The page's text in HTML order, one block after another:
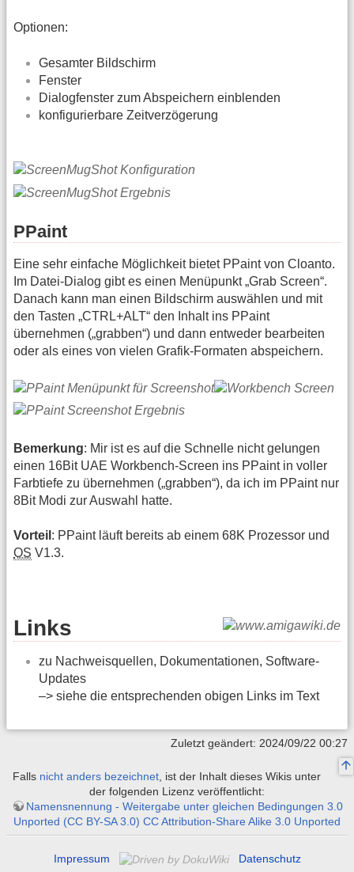
Optionen:
Gesamter Bildschirm
Fenster
Dialogfenster zum Abspeichern einblenden
konfigurierbare Zeitverzögerung
PPaint
Eine sehr einfache Möglichkeit bietet PPaint von Cloanto.
Im Datei-Dialog gibt es einen Menüpunkt „Grab Screen“.
Danach kann man einen Bildschirm auswählen und mit
den Tasten „CTRL+ALT“ den Inhalt ins PPaint
übernehmen („grabben“) und dann entweder bearbeiten
oder als eines von vielen Grafik-Formaten abspeichern.
Bemerkung: Mir ist es auf die Schnelle nicht gelungen
einen 16Bit UAE Workbench-Screen ins PPaint in voller
Farbtiefe zu übernehmen („grabben“), da ich im PPaint nur
8Bit Modi zur Auswahl hatte.
Vorteil : PPaint läuft bereits ab einem 68K Prozessor und
OS V1.3.
Links
zu Nachweisquellen, Dokumentationen, Software-
Updates
–> siehe die entsprechenden obigen Links im Text
Zuletzt geändert: 2024/09/22 00:27
Falls nicht anders bezeichnet , ist der Inhalt dieses Wikis unter
der folgenden Lizenz veröffentlicht:
Namensnennung - Weitergabe unter gleichen Bedingungen 3.0
Unported (CC BY-SA 3.0) CC Attribution-Share Alike 3.0 Unported
Impressum Datenschutz